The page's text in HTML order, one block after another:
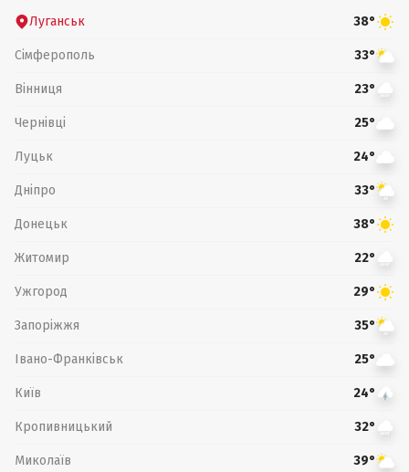
Луганськ 38°
Сімферополь 33°
Вінниця 23°
Чернівці 25°
Луцьк 24°
Дніпро 33°
Донецьк 38°
Житомир 22°
Ужгород 29°
Запоріжжя 35°
Івано-Франківськ 25°
Київ 24°
Кропивницький 32°
Миколаїв 39°